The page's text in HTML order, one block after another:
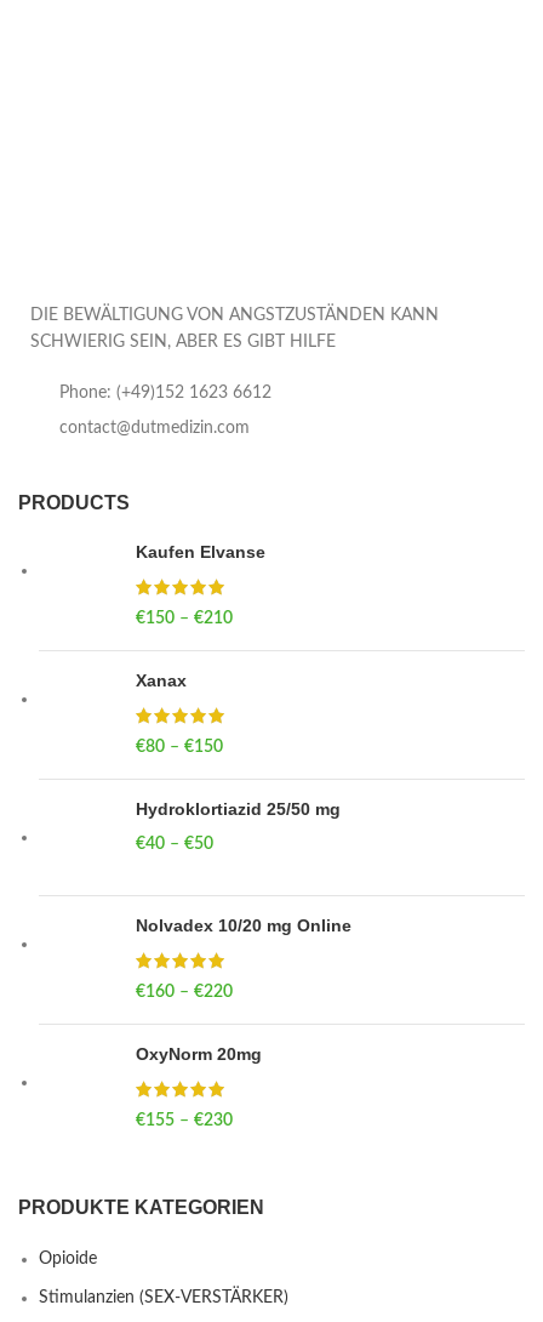
DIE BEWÄLTIGUNG VON ANGSTZUSTÄNDEN KANN
SCHWIERIG SEIN, ABER ES GIBT HILFE
Phone: (+49)152 1623 6612
contact@dutmedizin.com
PRODUCTS
Kaufen Elvanse
€150 – €210
Xanax
€80 – €150
Hydroklortiazid 25/50 mg
€40 – €50
Nolvadex 10/20 mg Online
€160 – €220
OxyNorm 20mg
€155 – €230
PRODUKTE KATEGORIEN
Opioide
Stimulanzien (SEX-VERSTÄRKER)